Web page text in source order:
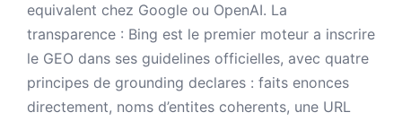
equivalent chez Google ou OpenAI. La
transparence : Bing est le premier moteur a inscrire
le GEO dans ses guidelines officielles, avec quatre
principes de grounding declares : faits enonces
directement, noms d’entites coherents, une URL